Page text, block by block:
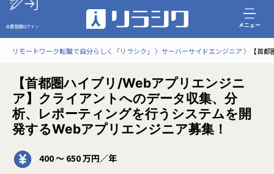
会員登録ログイン メニュー
リモートワーク転職で自分らしく「リラシク」 サーバーサイドエンジニア 【首
【首都圏ハイブリ/Webアプリエンジニ
ア】クライアントへのデータ収集、分
析、レポーティングを行うシステムを開
発するWebアプリエンジニア募集！
400 〜 650 万円／年